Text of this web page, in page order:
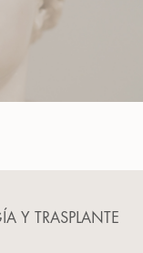
Y TRASPLANTE